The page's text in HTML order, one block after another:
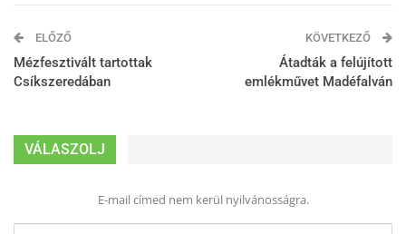
ELŐZŐ
Mézfesztivált tartottak
Csíkszeredában
KÖVETKEZŐ
Átadták a felújított
emlékművet Madéfalván
VÁLASZOLJ
E-mail címed nem kerül nyilvánosságra.